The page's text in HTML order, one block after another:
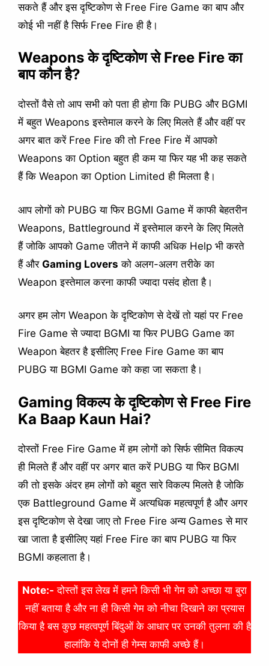
सकते हैं और इस दृष्टिकोण से Free Fire Game का बाप और
कोई भी नहीं है सिर्फ Free Fire ही है।
Weapons के दृष्टिकोण से Free Fire का
बाप कौन है?
दोस्तों वैसे तो आप सभी को पता ही होगा कि PUBG और BGMI
में बहुत Weapons इस्तेमाल करने के लिए मिलते हैं और वहीं पर
अगर बात करें Free Fire की तो Free Fire में आपको
Weapons का Option बहुत ही कम या फिर यह भी कह सकते
हैं कि Weapon का Option Limited ही मिलता है।
आप लोगों को PUBG या फिर BGMI Game में काफी बेहतरीन
Weapons, Battleground में इस्तेमाल करने के लिए मिलते
हैं जोकि आपको Game जीतने में काफी अधिक Help भी करते
हैं और Gaming Lovers को अलग-अलग तरीके का
Weapon इस्तेमाल करना काफी ज्यादा पसंद होता है।
अगर हम लोग Weapon के दृष्टिकोण से देखें तो यहां पर Free
Fire Game से ज्यादा BGMI या फिर PUBG Game का
Weapon बेहतर है इसीलिए Free Fire Game का बाप
PUBG या BGMI Game को कहा जा सकता है।
Gaming विकल्प के दृष्टिकोण से Free Fire
Ka Baap Kaun Hai?
दोस्तों Free Fire Game में हम लोगों को सिर्फ सीमित विकल्प
ही मिलते हैं और वहीं पर अगर बात करें PUBG या फिर BGMI
की तो इसके अंदर हम लोगों को बहुत सारे विकल्प मिलते है जोकि
एक Battleground Game में अत्यधिक महत्वपूर्ण है और अगर
इस दृष्टिकोण से देखा जाए तो Free Fire अन्य Games से मार
खा जाता है इसीलिए यहां Free Fire का बाप PUBG या फिर
BGMI कहलाता है।
Note:- दोस्तों इस लेख में हमने किसी भी गेम को अच्छा या बुरा
नहीं बताया है और ना ही किसी गेम को नीचा दिखाने का प्रयास
किया है बस कुछ महत्वपूर्ण बिंदुओं के आधार पर उनकी तुलना की है
हालांकि ये दोनों ही गेम्स काफी अच्छे हैं।